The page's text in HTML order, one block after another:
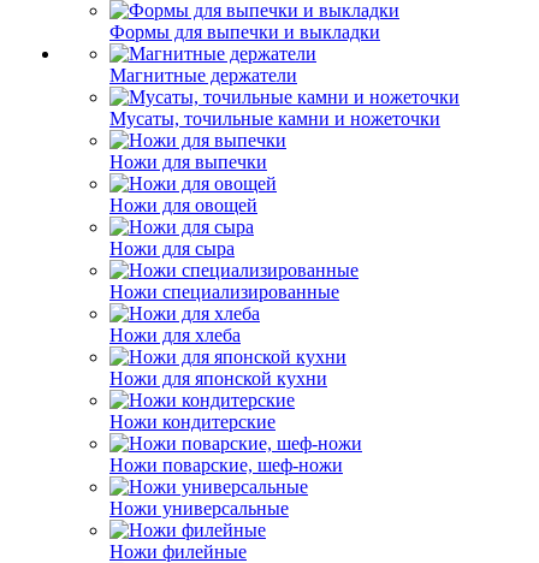
Формы для выпечки и выкладки
Магнитные держатели
Мусаты, точильные камни и ножеточки
Ножи для выпечки
Ножи для овощей
Ножи для сыра
Ножи специализированные
Ножи для хлеба
Ножи для японской кухни
Ножи кондитерские
Ножи поварские, шеф-ножи
Ножи универсальные
Ножи филейные